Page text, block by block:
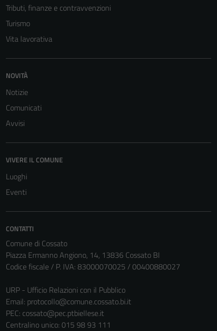
Tributi, finanze e contravvenzioni
Turismo
Vita lavorativa
NOVITÀ
Notizie
Comunicati
Avvisi
VIVERE IL COMUNE
Luoghi
Eventi
CONTATTI
Comune di Cossato
Piazza Ermanno Angiono, 14, 13836 Cossato BI
Codice fiscale / P. IVA: 83000070025 / 00400880027
URP - Ufficio Relazioni con il Pubblico
Email: protocollo@comune.cossato.bi.it
PEC: cossato@pec.ptbiellese.it
Centralino unico: 015 98 93 111